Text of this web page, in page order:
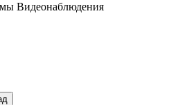
Видеонаблюдения